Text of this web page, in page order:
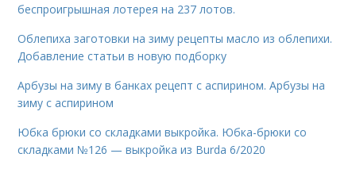
беспроигрышная лотерея на 237 лотов.
Облепиха заготовки на зиму рецепты масло из облепихи.
Добавление статьи в новую подборку
Арбузы на зиму в банках рецепт с аспирином. Арбузы на
зиму с аспирином
Юбка брюки со складками выкройка. Юбка-брюки со
складками №126 — выкройка из Burda 6/2020